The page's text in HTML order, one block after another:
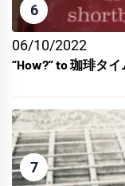
6
06/10/2022
“How?” to 珈琲タイ
7